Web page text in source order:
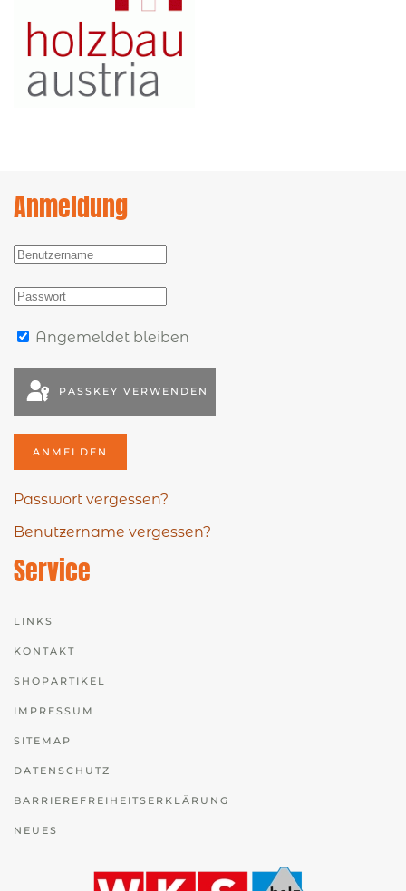
Anmeldung
Angemeldet bleiben
PASSKEY VERWENDEN
ANMELDEN
Passwort vergessen?
Benutzername vergessen?
Service
LINKS
KONTAKT
SHOPARTIKEL
IMPRESSUM
SITEMAP
DATENSCHUTZ
BARRIEREFREIHEITSERKLÄRUNG
NEUES